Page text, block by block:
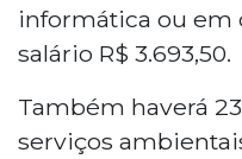
informática ou em
salário R$ 3.693,50.
Também haverá
serviços